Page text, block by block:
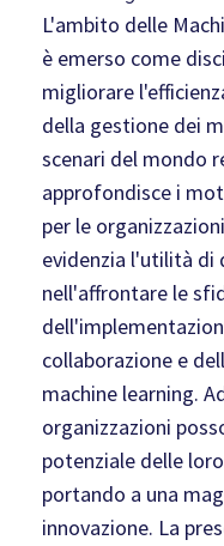
L'ambito delle
è emerso come
migliorare
della gestione dei
scenari del mondo
approfondisce i
per le
evidenzia l'utilità
nell'affrontare le
collaborazione e
machine learning.
organizzazioni
potenziale delle
portando a una
innovazione. La